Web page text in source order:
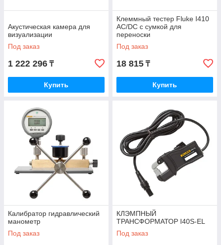
Акустическая камера для
визуализации
Под заказ
1 222 296 ₸
Купить
Клеммный тестер Fluke I410
AC/DC с сумкой для
переноски
Под заказ
18 815 ₸
Купить
Калибратор гидравлический
манометр
Под заказ
КЛЭМПНЫЙ
ТРАНСФОРМАТОР I40S-EL
Под заказ